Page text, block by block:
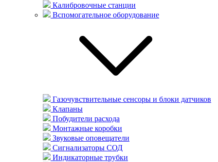
Калибровочные станции
Вспомогательное оборудование
Газочувствительные сенсоры и блоки датчиков
Клапаны
Побудители расхода
Монтажные коробки
Звуковые оповещатели
Сигнализаторы СОД
Индикаторные трубки